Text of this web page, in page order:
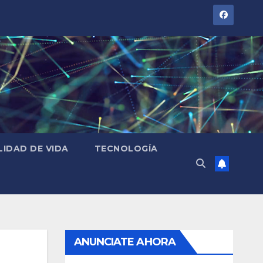
DE VIDA TECNOLOGÍA
ANUNCIATE AHORA